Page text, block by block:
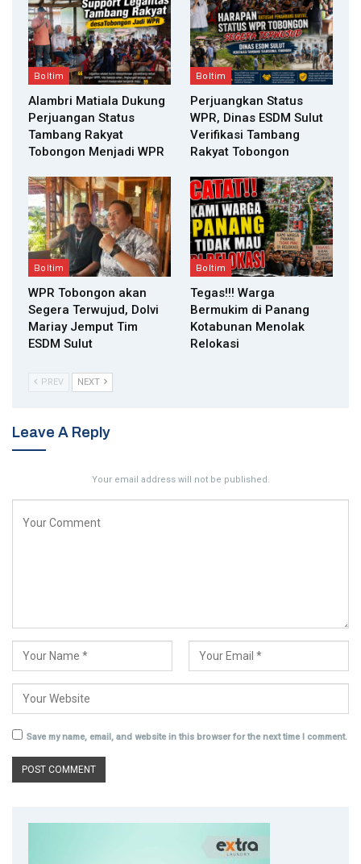
Boltim
Alambri Matiala Dukung
Perjuangan Status
Tambang Rakyat
Tobongon Menjadi WPR
Boltim
Perjuangkan Status
WPR, Dinas ESDM Sulut
Verifikasi Tambang
Rakyat Tobongon
Boltim
WPR Tobongon akan
Segera Terwujud, Dolvi
Mariay Jemput Tim
ESDM Sulut
Boltim
Tegas!!! Warga
Bermukim di Panang
Kotabunan Menolak
Relokasi
PREV NEXT
Leave A Reply
Your email address will not be published.
Save my name, email, and website in this browser for the next time I comment.